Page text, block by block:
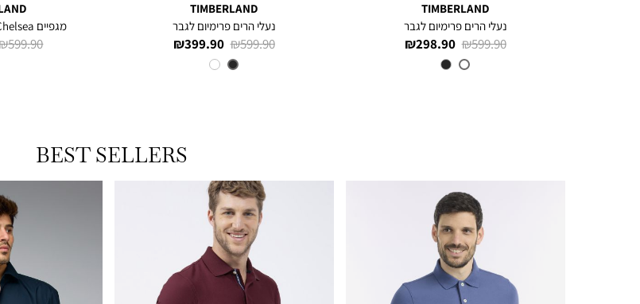
TIMBERLAND
נעלי הרים פרימיום לגבר
מחיר
מוצר
298.90 ₪
מחיר
599.90 ₪
צבע
754
TIMBERLAND
נעלי הרים פרימיום לגבר
מחיר
מוצר
399.90 ₪
מחיר
599.90 ₪
צבע
BLACK
מגפיים Field Mid Chelsea לנשים
מחיר
599.90 ₪
BEST SELLERS